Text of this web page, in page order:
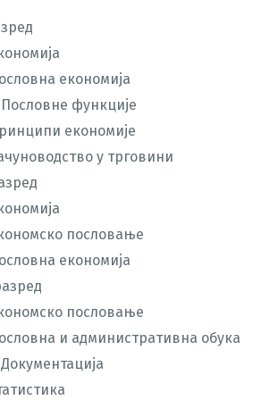
економија
Пословне функције
економије
у трговини
пословање
економија
пословање
и административна обука
Документација